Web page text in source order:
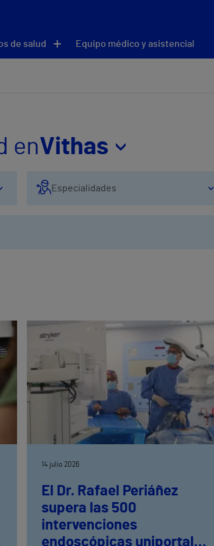
de salud Equipo médico y asistencial
enVithas
Especialidades
14 julio 2026
El Dr. Rafael Periáñez
supera las 500
intervenciones
endoscópicas uniportales